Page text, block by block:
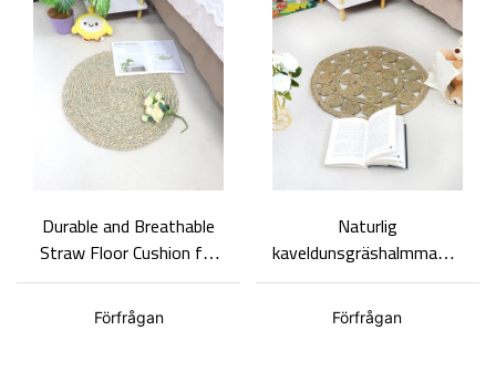
Durable and Breathable
Straw Floor Cushion for
Yoga and Meditation ，
Natural hand-woven
Förfrågan
Naturlig
kaveldunsgräshalmmatta
rund enkel multistorleks
hemmayogakudde,
anpassningsbar grossist
Förfrågan